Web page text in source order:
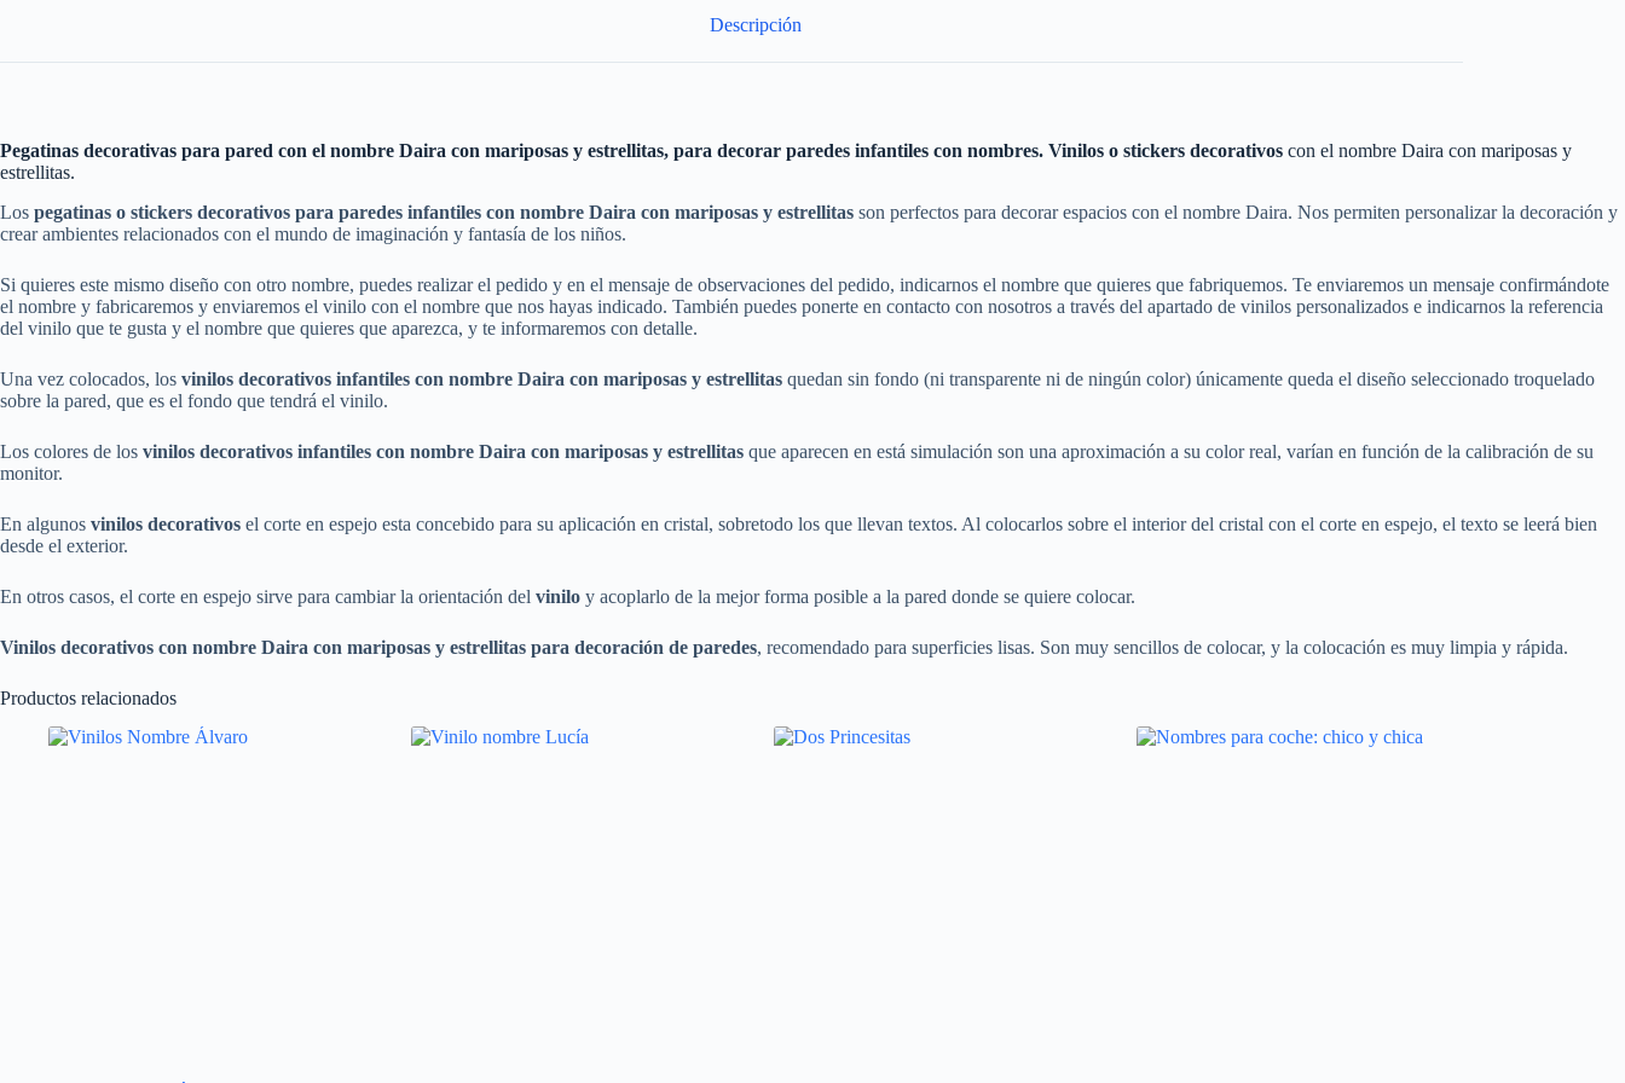
Descripción
Pegatinas decorativas para pared con el nombre Daira con mariposas y estrellitas, para decorar paredes infantiles con nombres. Vinilos o stickers decorativos con el nombre Daira con mariposas y
estrellitas.
Los pegatinas o stickers decorativos para paredes infantiles con nombre Daira con mariposas y estrellitas son perfectos para decorar espacios con el nombre Daira. Nos permiten personalizar la decoración y
crear ambientes relacionados con el mundo de imaginación y fantasía de los niños.
Si quieres este mismo diseño con otro nombre, puedes realizar el pedido y en el mensaje de observaciones del pedido, indicarnos el nombre que quieres que fabriquemos. Te enviaremos un mensaje confirmándote
el nombre y fabricaremos y enviaremos el vinilo con el nombre que nos hayas indicado. También puedes ponerte en contacto con nosotros a través del apartado de vinilos personalizados e indicarnos la referencia
del vinilo que te gusta y el nombre que quieres que aparezca, y te informaremos con detalle.
Una vez colocados, los vinilos decorativos infantiles con nombre Daira con mariposas y estrellitas quedan sin fondo (ni transparente ni de ningún color) únicamente queda el diseño seleccionado troquelado
sobre la pared, que es el fondo que tendrá el vinilo.
Los colores de los vinilos decorativos infantiles con nombre Daira con mariposas y estrellitas que aparecen en está simulación son una aproximación a su color real, varían en función de la calibración de su
monitor.
En algunos vinilos decorativos el corte en espejo esta concebido para su aplicación en cristal, sobretodo los que llevan textos. Al colocarlos sobre el interior del cristal con el corte en espejo, el texto se leerá bien
desde el exterior.
En otros casos, el corte en espejo sirve para cambiar la orientación del vinilo y acoplarlo de la mejor forma posible a la pared donde se quiere colocar.
Vinilos decorativos con nombre Daira con mariposas y estrellitas para decoración de paredes, recomendado para superficies lisas. Son muy sencillos de colocar, y la colocación es muy limpia y rápida.
Productos relacionados